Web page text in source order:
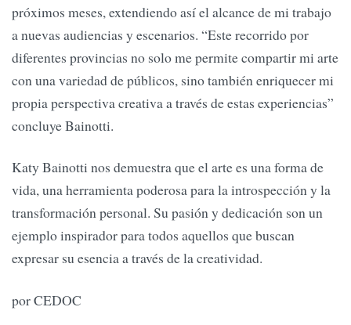
próximos meses, extendiendo así el alcance de mi trabajo
a nuevas audiencias y escenarios. “Este recorrido por
diferentes provincias no solo me permite compartir mi arte
con una variedad de públicos, sino también enriquecer mi
propia perspectiva creativa a través de estas experiencias”
concluye Bainotti.
Katy Bainotti nos demuestra que el arte es una forma de
vida, una herramienta poderosa para la introspección y la
transformación personal. Su pasión y dedicación son un
ejemplo inspirador para todos aquellos que buscan
expresar su esencia a través de la creatividad.
por CEDOC